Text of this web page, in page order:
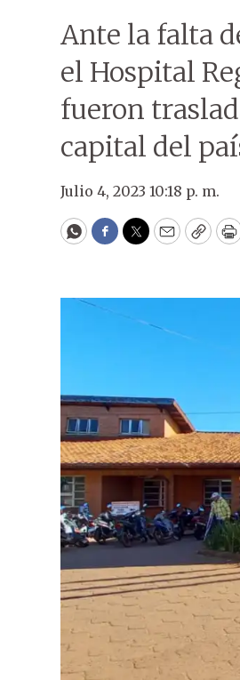
Ante la falta
el Hospital
fueron
capital del
Julio 4, 2023 10:18 p. m.
WhatsApp
Facebook
Twitter
EmailCopy